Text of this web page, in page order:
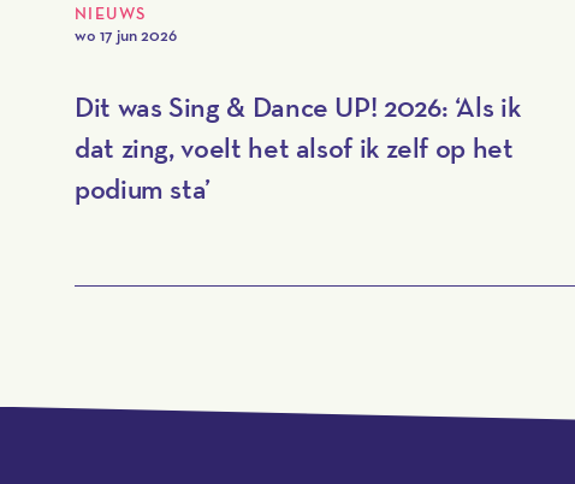
NIEUWS
wo 17 jun 2026
Dit was Sing & Dance UP! 2026: ‘Als ik
dat zing, voelt het alsof ik zelf op het
podium sta’